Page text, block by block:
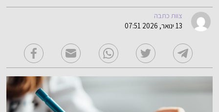
צוות כתבה
13 ינואר, 2026 07:51